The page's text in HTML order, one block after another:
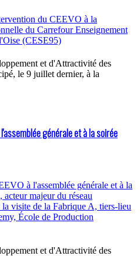
et d'Attractivité des
le 9 juillet dernier, à la
générale et à la soirée
et d'Attractivité des